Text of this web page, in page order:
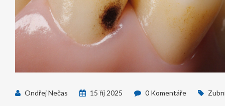
Ondřej Nečas 15 říj 2025 0 Komentáře